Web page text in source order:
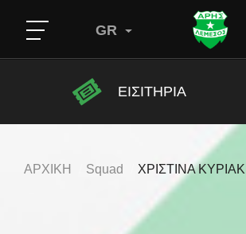
GR
ΕΙΣΙΤΗΡΙΑ
ΑΡΧΙΚΗ Squad ΧΡΙΣΤIΝΑ